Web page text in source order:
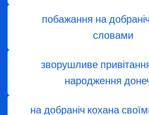
побажання на
словами
зворушливе
народження
на добраніч кохана